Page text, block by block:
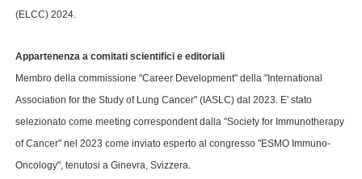
(ELCC) 2024.
Appartenenza a comitati scientifici e editoriali
Membro della commissione "Career Development" della "International
Association for the Study of Lung Cancer" (IASLC) dal 2023. E' stato
selezionato come meeting correspondent dalla "Society for Immunotherapy
of Cancer" nel 2023 come inviato esperto al congresso "ESMO Immuno-
Oncology", tenutosi a Ginevra, Svizzera.